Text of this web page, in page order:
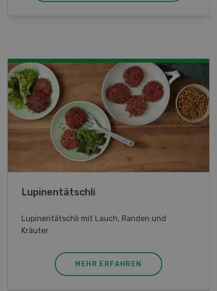
Frühlingsrollen
Frühlingsrollen mit Poulet
MEHR ERFAHREN